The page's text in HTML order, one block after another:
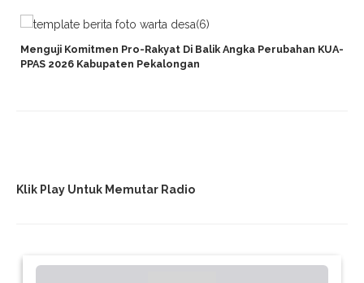
Menguji Komitmen Pro-Rakyat Di Balik Angka Perubahan KUA-
PPAS 2026 Kabupaten Pekalongan
Klik Play Untuk Memutar Radio